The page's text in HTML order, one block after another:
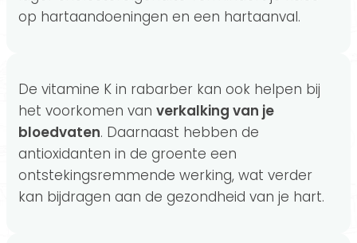
op hartaandoeningen en een hartaanval.
De vitamine K in rabarber kan ook helpen bij
het voorkomen van verkalking van je
bloedvaten. Daarnaast hebben de
antioxidanten in de groente een
ontstekingsremmende werking, wat verder
kan bijdragen aan de gezondheid van je hart.